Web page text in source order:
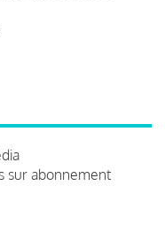
sur abonnement